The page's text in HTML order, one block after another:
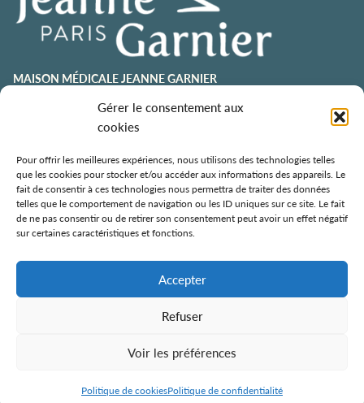
Gérer le consentement aux
cookies
Pour offrir les meilleures expériences, nous utilisons des technologies telles
que les cookies pour stocker et/ou accéder aux informations des appareils. Le
fait de consentir à ces technologies nous permettra de traiter des données
telles que le comportement de navigation ou les ID uniques sur ce site. Le fait
de ne pas consentir ou de retirer son consentement peut avoir un effet négatif
sur certaines caractéristiques et fonctions.
Accepter
Refuser
Voir les préférences
Politique de cookiesPolitique de confidentialité
MAISON MÉDICALE JEANNE GARNIER
contact@jeannegarnier-paris.org
01 43 92 21 00
75015 Paris
ESPACE AURÉLIE JOUSSET
01 43 92 21 98
108, avenue Émile Zola
75015 Paris
ÉCOLE DE SOINS PALLIATIFS
106 avenue Émile Zola
Politique de confidentialité Mentions légales
Contact
Tous droits réservés ©2026 — Jeanne Garnier – Paris